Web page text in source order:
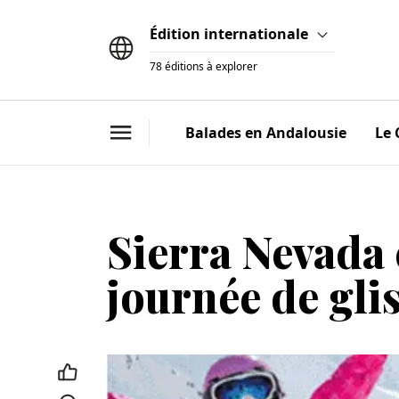
Édition internationale
78 éditions à explorer
Balades en Andalousie Le
Sierra Nevada
journée de